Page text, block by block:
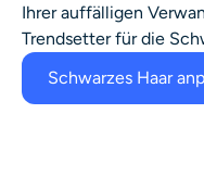
Ihrer auffälligen
Trendsetter für die
Schwarzes Haar